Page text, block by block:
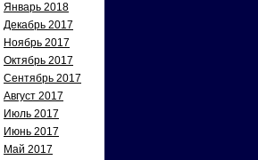
Январь 2018
Декабрь 2017
Ноябрь 2017
Октябрь 2017
Сентябрь 2017
Август 2017
Июль 2017
Июнь 2017
Май 2017